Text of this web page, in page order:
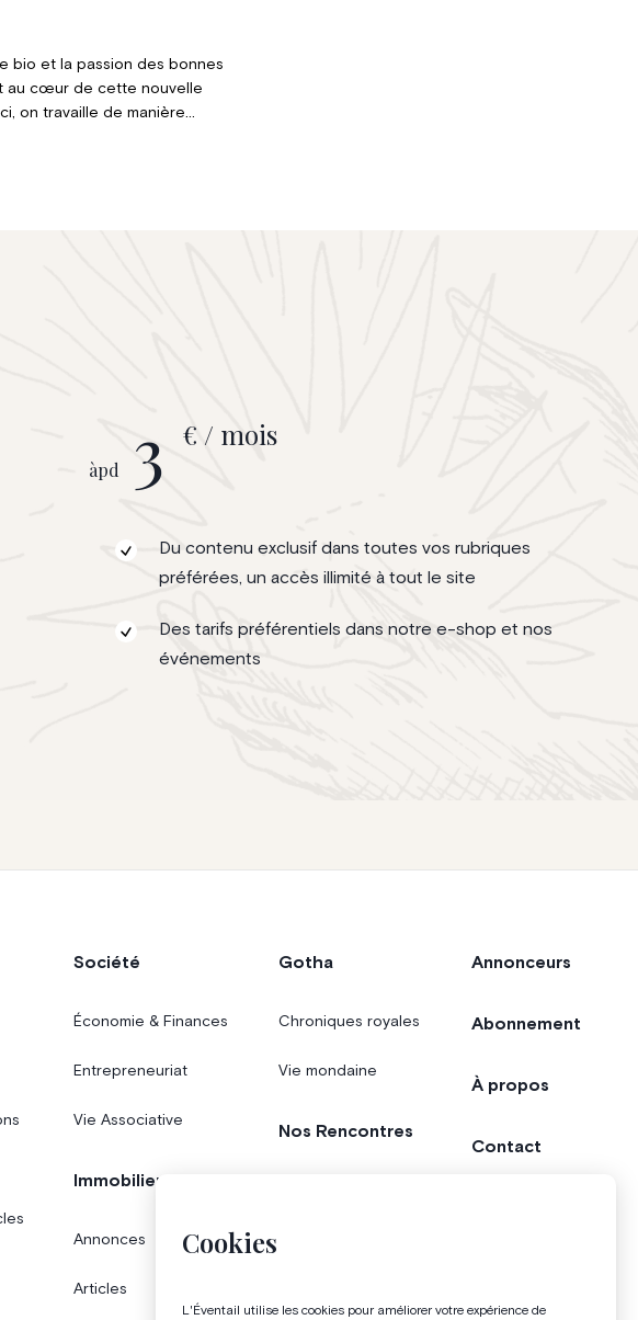
bio et la passion des bonnes
au cœur de cette nouvelle
on travaille de manière
Cookies
L'Éventail utilise les cookies pour améliorer votre expérience de
àpd 3 € / mois
Du contenu exclusif dans toutes vos rubriques
préférées, un accès illimité à tout le site
Des tarifs préférentiels dans notre e-shop et nos
événements
Société
Économie & Finances
Entrepreneuriat
Vie Associative
Immobilier
Annonces
Articles
Gotha
Chroniques royales
Vie mondaine
Nos Rencontres
Magazine
Annonceurs
Abonnement
À propos
Contact